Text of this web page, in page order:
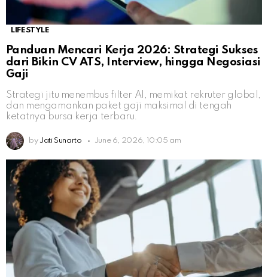
LIFESTYLE
Panduan Mencari Kerja 2026: Strategi Sukses
dari Bikin CV ATS, Interview, hingga Negosiasi
Gaji
Strategi jitu menembus filter AI, memikat rekruter global,
dan mengamankan paket gaji maksimal di tengah
ketatnya bursa kerja terbaru.
by Jati Sunarto June 6, 2026, 10:05 am